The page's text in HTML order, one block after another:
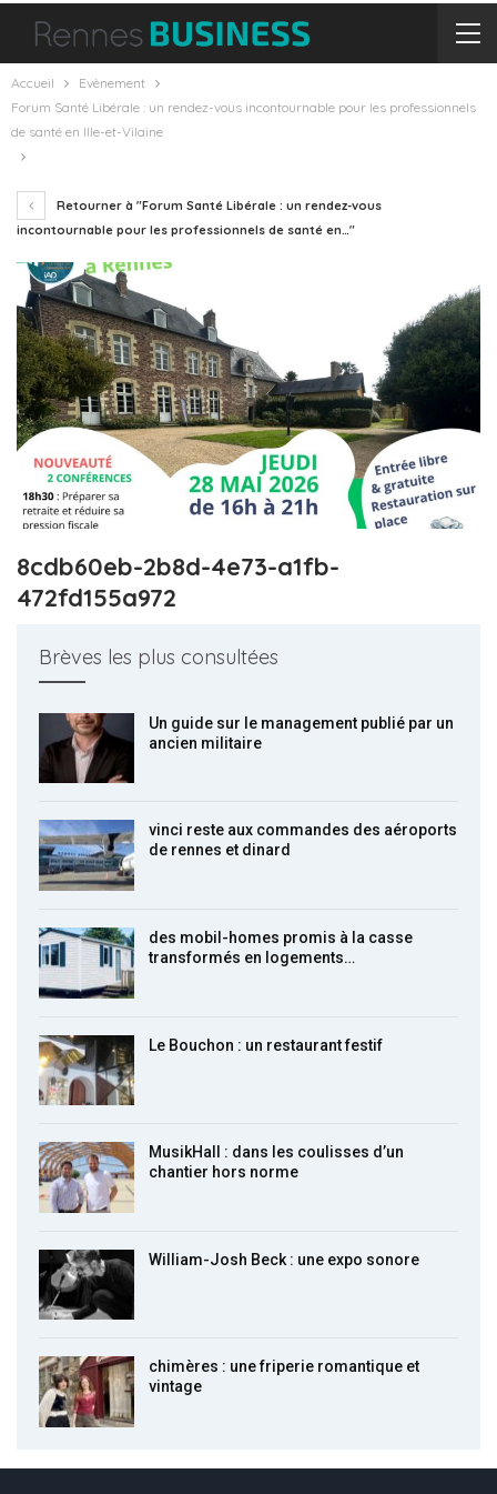
Accueil
Evènement
Forum Santé Libérale : un rendez-vous incontournable pour les professionnels
de santé en Ille-et-Vilaine
Retourner à "Forum Santé Libérale : un rendez-vous
incontournable pour les professionnels de santé en…"
8cdb60eb-2b8d-4e73-a1fb-
472fd155a972
Brèves les plus consultées
Un guide sur le management publié par un
ancien militaire
vinci reste aux commandes des aéroports
de rennes et dinard
des mobil-homes promis à la casse
transformés en logements…
Le Bouchon : un restaurant festif
MusikHall : dans les coulisses d’un
chantier hors norme
William-Josh Beck : une expo sonore
chimères : une friperie romantique et
vintage